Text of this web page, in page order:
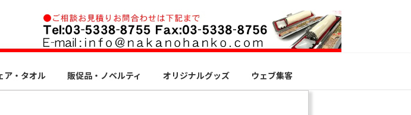
ア・タオル 販促品・ノベルティ オリジナルグッズ ウェブ集客